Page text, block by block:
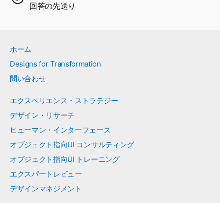
回答の先送り
ホーム
Designs for Transformation
問い合わせ
エクスペリエンス・ストラテジー
デザイン・リサーチ
ヒューマン・インターフェース
オブジェクト指向UI コンサルティング
オブジェクト指向UI トレーニング
エクスパートレビュー
デザインマネジメント